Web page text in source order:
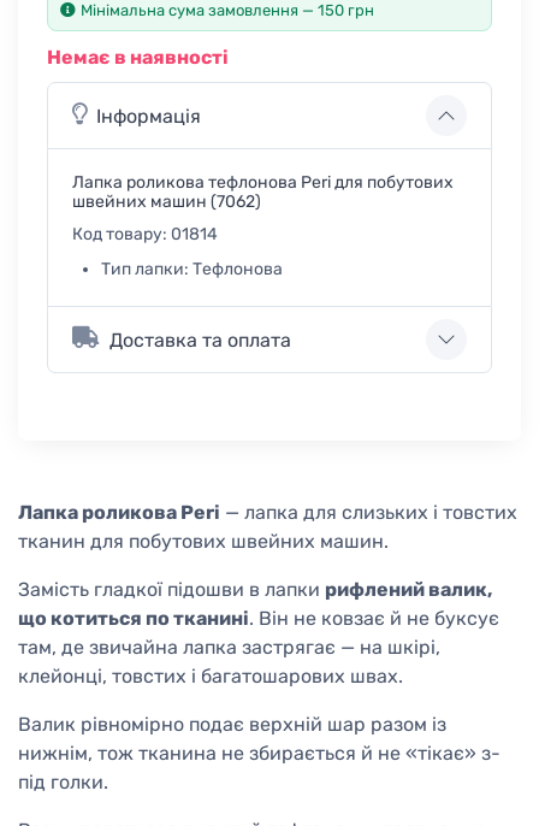
Мінімальна сума замовлення — 150 грн
Немає в наявності
Інформація
Лапка роликова тефлонова Peri для побутових
швейних машин (7062)
Код товару: 01814
Тип лапки: Тефлонова
Доставка та оплата
Лапка роликова Peri — лапка для слизьких і товстих
тканин для побутових швейних машин.
Замість гладкої підошви в лапки рифлений валик,
що котиться по тканині. Він не ковзає й не буксує
там, де звичайна лапка застрягає — на шкірі,
клейонці, товстих і багатошарових швах.
Валик рівномірно подає верхній шар разом із
нижнім, тож тканина не збирається й не «тікає» з-
під голки.